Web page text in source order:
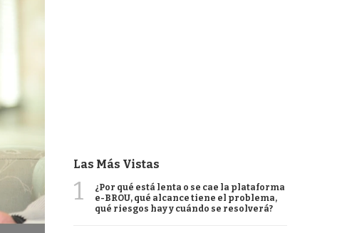
Las Más Vistas
1
¿Por qué está lenta o se cae la plataforma
e-BROU, qué alcance tiene el problema,
qué riesgos hay y cuándo se resolverá?